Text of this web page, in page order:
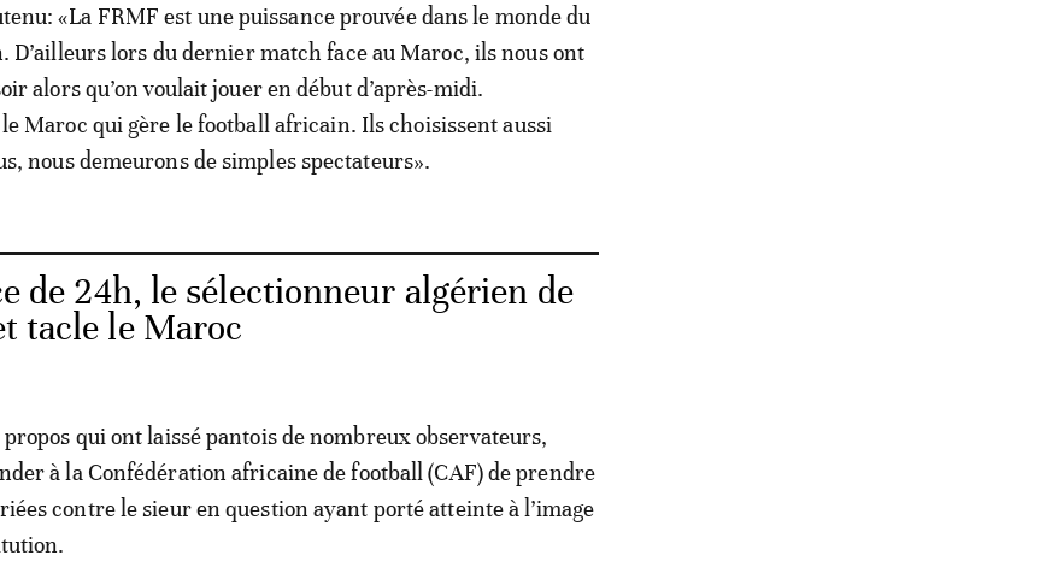
«La FRMF est une puissance prouvée dans le monde du
lors du dernier match face au Maroc, ils nous ont
alors qu’on voulait jouer en début d’après-midi.
Maroc qui gère le football africain. Ils choisissent aussi
nous demeurons de simples spectateurs».
de 24h, le sélectionneur algérien de
tacle le Maroc
qui ont laissé pantois de nombreux observateurs,
à la Confédération africaine de football (CAF) de prendre
contre le sieur en question ayant porté atteinte à l’image